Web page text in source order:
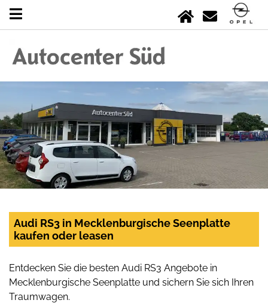
Audi RS3 in Mecklenburgische Seenplatte
kaufen oder leasen
Entdecken Sie die besten Audi RS3 Angebote in
Mecklenburgische Seenplatte und sichern Sie sich Ihren
Traumwagen.